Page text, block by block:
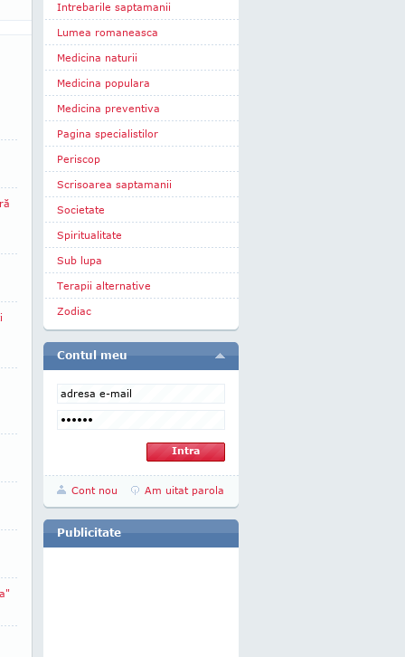
Intrebarile saptamanii
Lumea romaneasca
Medicina naturii
Medicina populara
Medicina preventiva
Pagina specialistilor
Periscop
Scrisoarea saptamanii
Societate
Spiritualitate
Sub lupa
Terapii alternative
Zodiac
Contul meu
Cont nou Am uitat parola
Publicitate